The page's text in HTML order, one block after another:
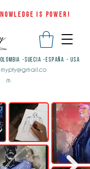
IS POWER!
-SUECIA -ESPAÑA - USA
m